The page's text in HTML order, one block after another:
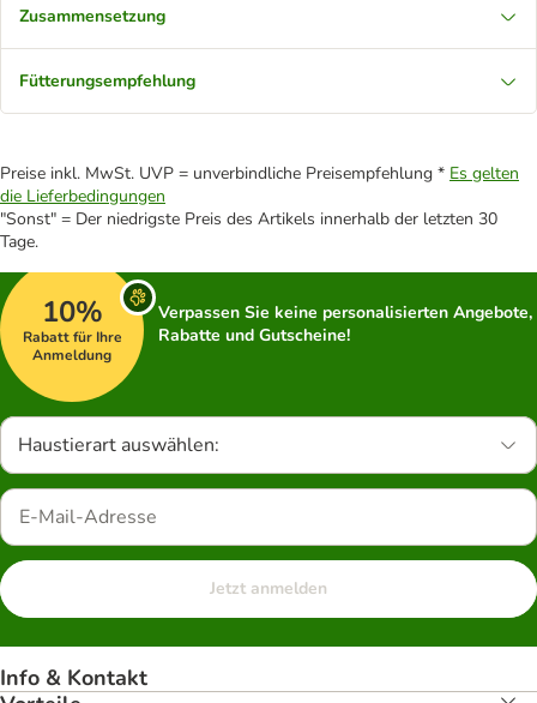
Zusammensetzung
Fütterungsempfehlung
Preise inkl. MwSt. UVP = unverbindliche Preisempfehlung * Es gelten
die Lieferbedingungen
"Sonst" = Der niedrigste Preis des Artikels innerhalb der letzten 30
Tage.
10%
Rabatt für Ihre
Anmeldung
Verpassen Sie keine personalisierten Angebote,
Rabatte und Gutscheine!
Haustierart auswählen:
Jetzt anmelden
Info & Kontakt